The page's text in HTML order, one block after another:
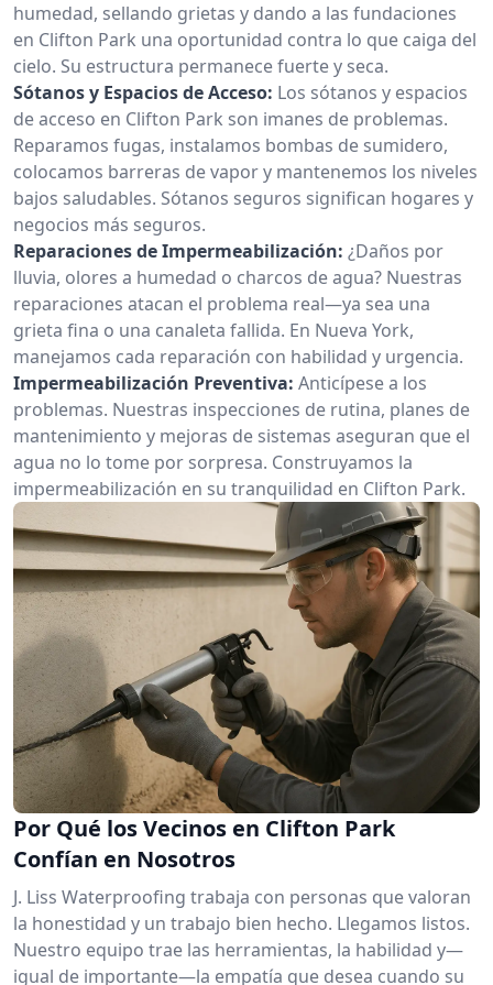
humedad, sellando grietas y dando a las fundaciones
en Clifton Park una oportunidad contra lo que caiga del
cielo. Su estructura permanece fuerte y seca.
Sótanos y Espacios de Acceso: Los sótanos y espacios
de acceso en Clifton Park son imanes de problemas.
Reparamos fugas, instalamos bombas de sumidero,
colocamos barreras de vapor y mantenemos los niveles
bajos saludables. Sótanos seguros significan hogares y
negocios más seguros.
Reparaciones de Impermeabilización: ¿Daños por
lluvia, olores a humedad o charcos de agua? Nuestras
reparaciones atacan el problema real—ya sea una
grieta fina o una canaleta fallida. En Nueva York,
manejamos cada reparación con habilidad y urgencia.
Impermeabilización Preventiva: Anticípese a los
problemas. Nuestras inspecciones de rutina, planes de
mantenimiento y mejoras de sistemas aseguran que el
agua no lo tome por sorpresa. Construyamos la
impermeabilización en su tranquilidad en Clifton Park.
Por Qué los Vecinos en Clifton Park
Confían en Nosotros
J. Liss Waterproofing trabaja con personas que valoran
la honestidad y un trabajo bien hecho. Llegamos listos.
Nuestro equipo trae las herramientas, la habilidad y—
igual de importante—la empatía que desea cuando su